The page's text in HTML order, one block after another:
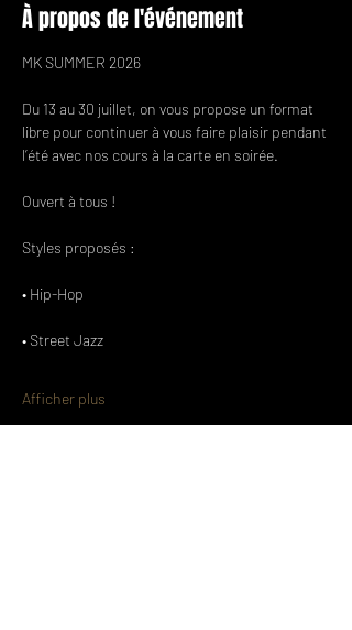
À propos de l'événement
MK SUMMER 2026
Du 13 au 30 juillet, on vous propose un format
libre pour continuer à vous faire plaisir pendant
l’été avec nos cours à la carte en soirée.
Ouvert à tous !
Styles proposés :
• Hip-Hop
• Street Jazz
Afficher plus